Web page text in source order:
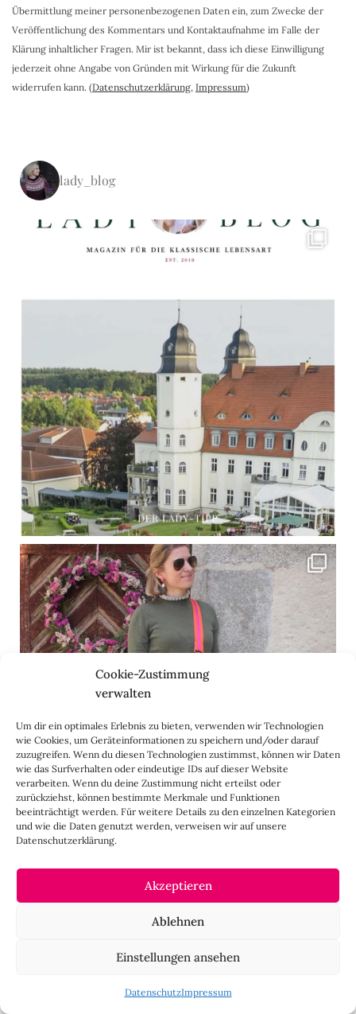
Cookie-Zustimmung
verwalten
Um dir ein optimales Erlebnis zu bieten, verwenden wir Technologien
wie Cookies, um Geräteinformationen zu speichern und/oder darauf
zuzugreifen. Wenn du diesen Technologien zustimmst, können wir Daten
wie das Surfverhalten oder eindeutige IDs auf dieser Website
verarbeiten. Wenn du deine Zustimmung nicht erteilst oder
zurückziehst, können bestimmte Merkmale und Funktionen
beeinträchtigt werden. Für weitere Details zu den einzelnen Kategorien
und wie die Daten genutzt werden, verweisen wir auf unsere
Datenschutzerklärung.
Akzeptieren
Ablehnen
Einstellungen ansehen
DatenschutzImpressum
Übermittlung meiner personenbezogenen Daten ein, zum Zwecke der
Veröffentlichung des Kommentars und Kontaktaufnahme im Falle der
Klärung inhaltlicher Fragen. Mir ist bekannt, dass ich diese Einwilligung
jederzeit ohne Angabe von Gründen mit Wirkung für die Zukunft
widerrufen kann. (Datenschutzerklärung, Impressum)
lady_blog